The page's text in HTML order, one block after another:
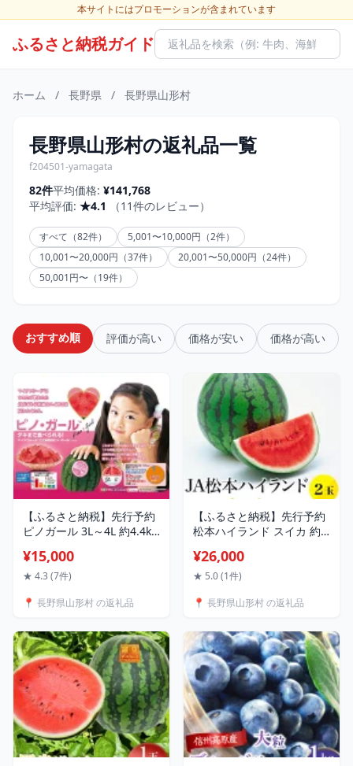
本サイトにはプロモーションが含まれています
ふるさと納税ガイド
ホーム / 長野県 / 長野県山形村
長野県山形村の返礼品一覧
f204501-yamagata
82件平均価格: ¥141,768
平均評価: ★4.1 （11件のレビュー）
すべて（82件）
5,001〜10,000円（2件）
10,001〜20,000円（37件）
20,001〜50,000円（24件）
50,001円〜（19件）
おすすめ順 評価が高い 価格が安い 価格が高い
【ふるさと納税】先行予約
ピノガール 3L～4L 約4.4kg
3.2kg×2玉） 長野県産 信州
西瓜 こだま 小玉すいか フ
られる 送料無料 ピノガー
月中旬発送予定】
¥15,000
★ 4.3 (7件)
📍 長野県山形村 の返礼品
【ふるさと納税】先行予約
松本ハイランド スイカ 約
糖度11度以上 1814【L】JA
松本ハイランドすいか2玉
中旬～8月上旬発送】
¥26,000
★ 5.0 (1件)
📍 長野県山形村 の返礼品